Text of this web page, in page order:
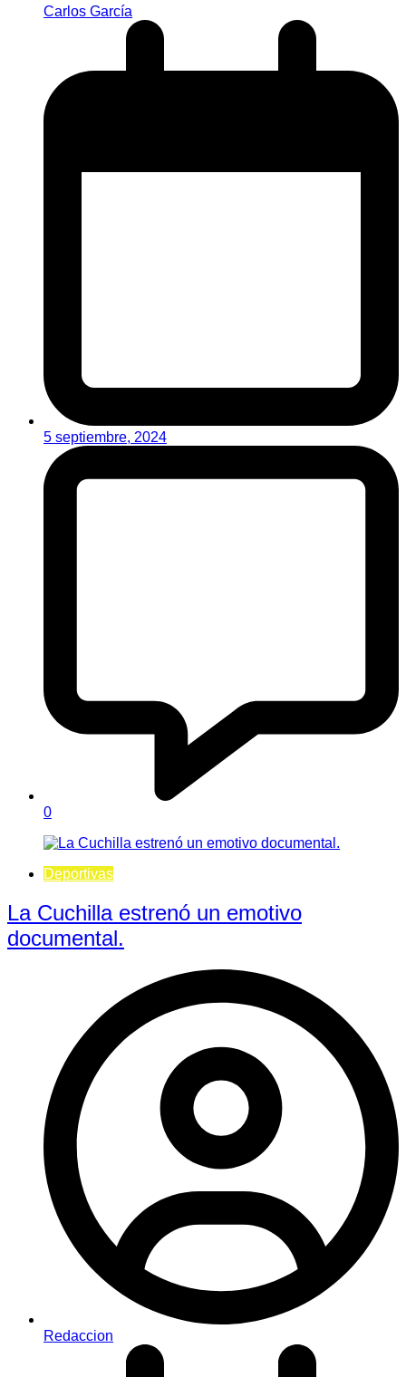
Carlos García
5 septiembre, 2024
0
Deportivas
La Cuchilla estrenó un emotivo
documental.
Redaccion